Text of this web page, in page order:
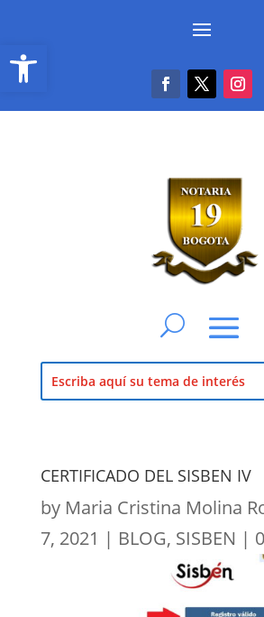
Abrir barra de herramientas
CERTIFICADO DEL SISBEN IV
by Maria Cristina Molina
7, 2021 | BLOG, SISBEN |